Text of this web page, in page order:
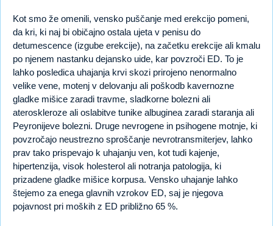
Kot smo že omenili, vensko puščanje med erekcijo pomeni,
da kri, ki naj bi običajno ostala ujeta v penisu do
detumescence (izgube erekcije), na začetku erekcije ali kmalu
po njenem nastanku dejansko uide, kar povzroči ED. To je
lahko posledica uhajanja krvi skozi prirojeno nenormalno
velike vene, motenj v delovanju ali poškodb kavernozne
gladke mišice zaradi travme, sladkorne bolezni ali
ateroskleroze ali oslabitve tunike albuginea zaradi staranja ali
Peyronijeve bolezni. Druge nevrogene in psihogene motnje, ki
povzročajo neustrezno sproščanje nevrotransmiterjev, lahko
prav tako prispevajo k uhajanju ven, kot tudi kajenje,
hipertenzija, visok holesterol ali notranja patologija, ki
prizadene gladke mišice korpusa. Vensko uhajanje lahko
štejemo za enega glavnih vzrokov ED, saj je njegova
pojavnost pri moških z ED približno 65 %.